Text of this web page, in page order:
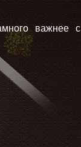
важнее с